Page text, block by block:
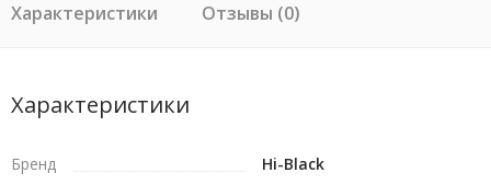
Характеристики Отзывы (0)
Характеристики
Бренд Hi-Black